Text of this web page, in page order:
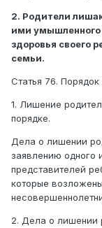
2. Родители
ими умышленного
здоровья своего
семьи.
Статья 76.
1. Лишение
порядке.
Дела о лишении
заявлению одного
представителей
которые
2. Дела о лишении